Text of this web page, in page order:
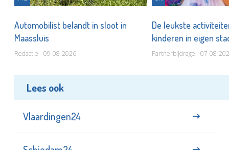
Automobilist belandt in sloot in
Maassluis
Redactie - 09-08-2026
De leukste
kinderen in eigen
Partnerbijdrage - 07-08-
Lees ook
Vlaardingen24